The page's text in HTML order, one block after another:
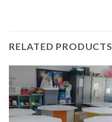
RELATED PRODUCTS